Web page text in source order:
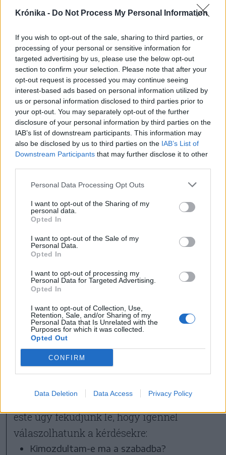
Krónika - Do Not Process My Personal Information
If you wish to opt-out of the sale, sharing to third parties, or
processing of your personal or sensitive information for
targeted advertising by us, please use the below opt-out
section to confirm your selection. Please note that after your
opt-out request is processed you may continue seeing
interest-based ads based on personal information utilized by
us or personal information disclosed to third parties prior to
your opt-out. You may separately opt-out of the further
disclosure of your personal information by third parties on the
IAB’s list of downstream participants. This information may
also be disclosed by us to third parties on the IAB’s List of
Downstream Participants that may further disclose it to other
Personal Data Processing Opt Outs
I want to opt-out of the Sharing of my
personal data.
Opted In
I want to opt-out of the Sale of my
Personal Data.
Opted In
I want to opt-out of processing my
Personal Data for Targeted Advertising.
Opted In
I want to opt-out of Collection, Use,
Retention, Sale, and/or Sharing of my
Personal Data that Is Unrelated with the
Purposes for which it was collected.
Opted Out
CONFIRM
Data Deletion Data Access Privacy Policy
sakkozó, rejtvényfejtő mikroközösségek.
Emellett ne feledkezzünk meg a
mikroönkéntességről sem: ha átviszünk
egy tál meleg levest a nálunk is elesettebb
szomszédnak, az
a segítségnyújtás örömén
keresztül nekünk adja a
legnagyobb lelki erőt.
Az agyműködést pontosan úgy kell edzeni,
mint az izmokat. Egy olcsó füzet
segítségével kezdjük el megírni a családi
krónikát. A régi történetek, nagyszülők
nevei, elfeledett falusi szokások lejegyzése
nemcsak a memóriát frissíti fel, hanem
létre az unokáknak, amit semmilyen gép
kártyázás, a közös keresztrejtvény-fejtés,
amelyek a játékos versengés révén tartják
ébren az elmét.
A három „K” törvénye
vezessük be a három „K” törvényét. Minden
este úgy feküdjünk le, hogy igennel
válaszolhatunk a kérdésekre:
Kimozdultam-e ma a szabadba?